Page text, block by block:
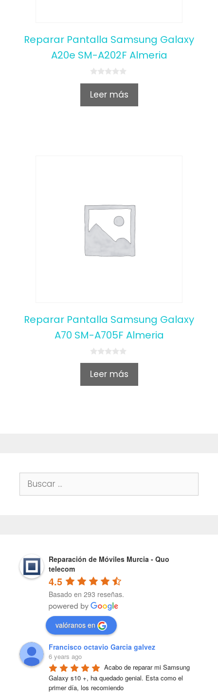
Reparar Pantalla Samsung Galaxy
A20e SM-A202F Almeria
0
u
Leer más
Reparar Pantalla Samsung Galaxy
A70 SM-A705F Almeria
0
u
Leer más
Buscar:
Reparación de Móviles Murcia - Quo
telecom
4.5
Basado en 293 reseñas.
valóranos en
Francisco octavio Garcia galvez
6 years ago
Acabo de reparar mi Samsung
Galaxy s10 +, ha quedado genial. Esta como el
primer día, los recomiendo